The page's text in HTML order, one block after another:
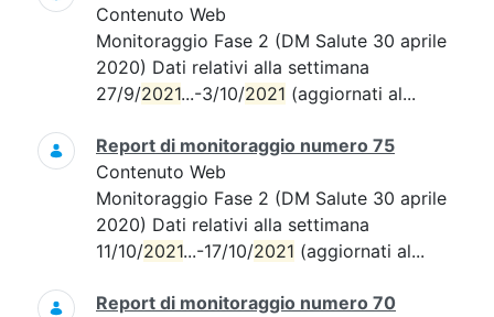
Contenuto Web
Monitoraggio Fase 2 (DM Salute 30 aprile
2020) Dati relativi alla settimana
27/9/2021...-3/10/2021 (aggiornati al...
Report di monitoraggio numero 75
Contenuto Web
Monitoraggio Fase 2 (DM Salute 30 aprile
2020) Dati relativi alla settimana
11/10/2021...-17/10/2021 (aggiornati al...
Report di monitoraggio numero 70